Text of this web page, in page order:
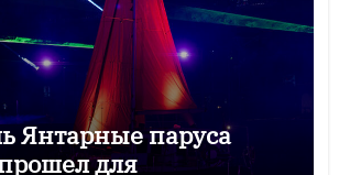
Янтарные паруса
для